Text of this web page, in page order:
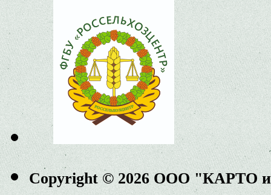
Copyright © 2026 ООО "КАРТО